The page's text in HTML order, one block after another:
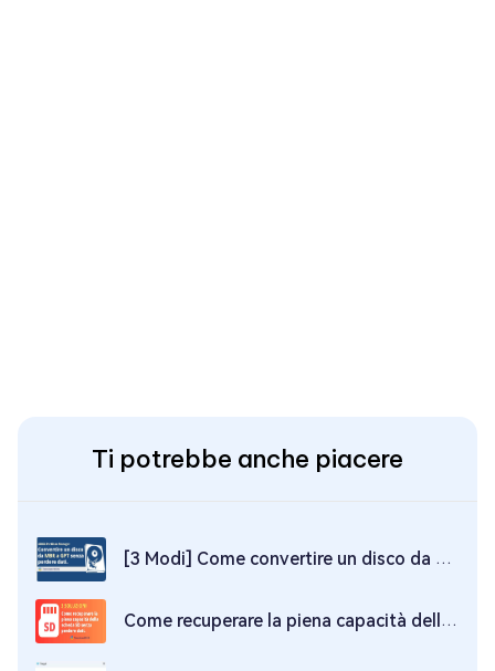
Ti potrebbe anche piacere
[3 Modi] Come convertire un disco da MBR a GPT senza perdere dati.
Come recuperare la piena capacità della scheda SD senza perdere dati.